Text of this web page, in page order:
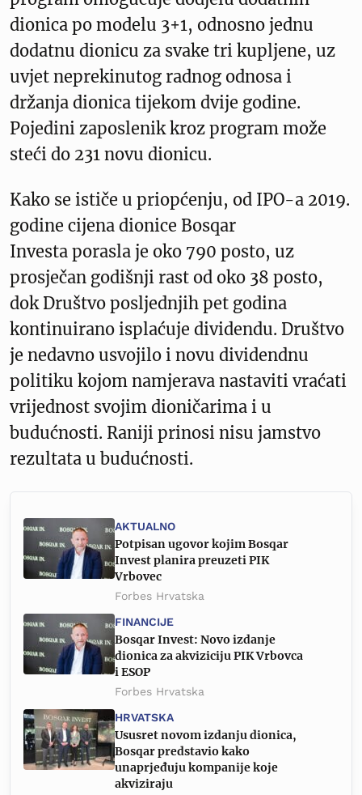
dionica po modelu 3+1, odnosno jednu
dodatnu dionicu za svake tri kupljene, uz
uvjet neprekinutog radnog odnosa i
držanja dionica tijekom dvije godine.
Pojedini zaposlenik kroz program može
steći do 231 novu dionicu.
Kako se ističe u priopćenju, od IPO-a 2019.
godine cijena dionice Bosqar
Investa porasla je oko 790 posto, uz
prosječan godišnji rast od oko 38 posto,
dok Društvo posljednjih pet godina
kontinuirano isplaćuje dividendu. Društvo
je nedavno usvojilo i novu dividendnu
politiku kojom namjerava nastaviti vraćati
vrijednost svojim dioničarima i u
budućnosti. Raniji prinosi nisu jamstvo
rezultata u budućnosti.
AKTUALNO
Potpisan ugovor kojim Bosqar
Invest planira preuzeti PIK
Vrbovec
Forbes Hrvatska
FINANCIJE
Bosqar Invest: Novo izdanje
dionica za akviziciju PIK Vrbovca
i ESOP
Forbes Hrvatska
HRVATSKA
Ususret novom izdanju dionica,
Bosqar predstavio kako
unaprjeđuju kompanije koje
akviziraju